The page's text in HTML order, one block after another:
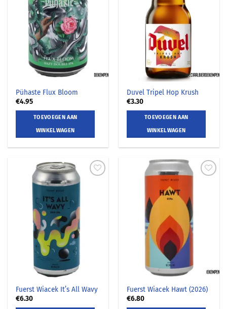
Pühaste Flux Bloom
€4.95
TOEVOEGEN AAN
WINKELWAGEN
Duvel Tripel Hop Krush
€3.30
TOEVOEGEN AAN
WINKELWAGEN
Fuerst Wiacek It’s All Wavy
€6.30
Fuerst Wiacek Hawt (2026)
€6.80